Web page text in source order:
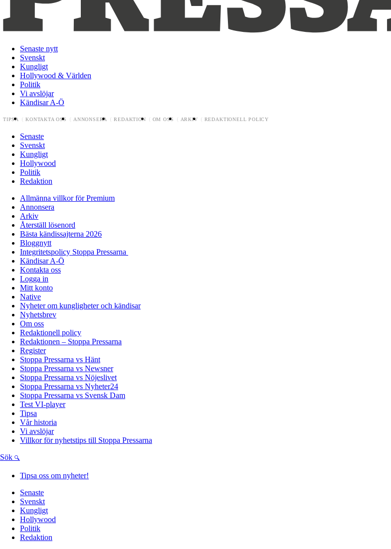
Senaste nytt
Svenskt
Kungligt
Hollywood & Världen
Politik
Vi avslöjar
Kändisar A-Ö
TIPSA KONTAKTA OSS ANNONSERA REDAKTION OM OSS ARKIV REDAKTIONELL POLICY
Senaste
Svenskt
Kungligt
Hollywood
Politik
Redaktion
Allmänna villkor för Premium
Annonsera
Arkiv
Återställ lösenord
Bästa kändissajterna 2026
Bloggnytt
Integritetspolicy Stoppa Pressarna
Kändisar A-Ö
Kontakta oss
Logga in
Mitt konto
Native
Nyheter om kungligheter och kändisar
Nyhetsbrev
Om oss
Redaktionell policy
Redaktionen – Stoppa Pressarna
Register
Stoppa Pressarna vs Hänt
Stoppa Pressarna vs Newsner
Stoppa Pressarna vs Nöjeslivet
Stoppa Pressarna vs Nyheter24
Stoppa Pressarna vs Svensk Dam
Test VI-player
Tipsa
Vår historia
Vi avslöjar
Villkor för nyhetstips till Stoppa Pressarna
Sök
Tipsa oss om nyheter!
Senaste
Svenskt
Kungligt
Hollywood
Politik
Redaktion